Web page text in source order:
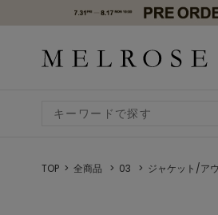
TOP 全商品 03 ジャケット/ア